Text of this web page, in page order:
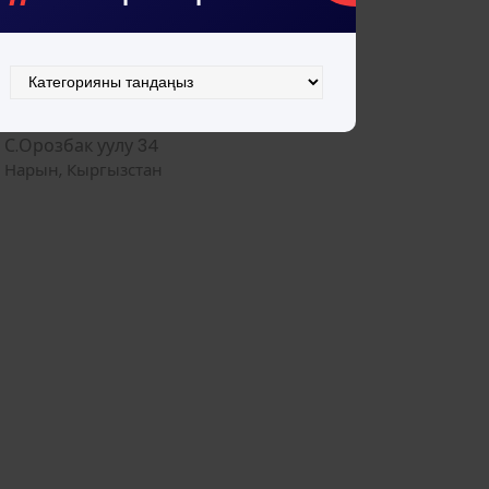
Категориялар
С.Орозбак уулу 34
Нарын, Кыргызстан